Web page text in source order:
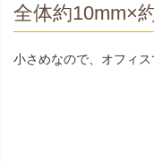
全体約10mm×
小さめなので、オフィス